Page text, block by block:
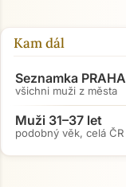
Kam dál
Seznamka PRAHA
všichni muži z města
Muži 31–37 let
podobný věk, celá ČR